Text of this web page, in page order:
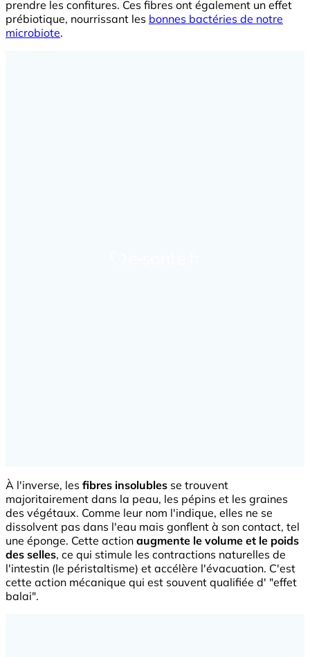
prendre les confitures. Ces fibres ont également un effet
prébiotique, nourrissant les bonnes bactéries de notre
microbiote.
À l'inverse, les fibres insolubles se trouvent
majoritairement dans la peau, les pépins et les graines
des végétaux. Comme leur nom l'indique, elles ne se
dissolvent pas dans l'eau mais gonflent à son contact, tel
une éponge. Cette action augmente le volume et le poids
des selles, ce qui stimule les contractions naturelles de
l'intestin (le péristaltisme) et accélère l'évacuation. C'est
cette action mécanique qui est souvent qualifiée d' "effet
balai".